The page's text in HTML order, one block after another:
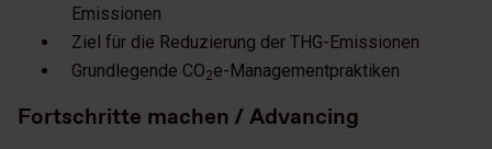
Emissionen
Ziel für die Reduzierung der THG-Emissionen
Grundlegende CO2e-Managementpraktiken
Fortschritte machen / Advancing